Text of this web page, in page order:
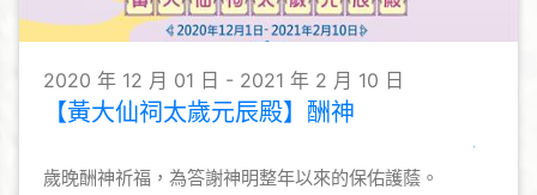
2020 年 12 月 01 日 - 2021 年 2 月 10 日
【黃大仙祠太歲元辰殿】酬神
歲晚酬神祈福，為答謝神明整年以來的保佑護蔭。